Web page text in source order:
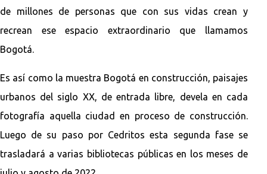
de millones de personas que con sus vidas crean y
recrean ese espacio extraordinario que llamamos
Bogotá.
Es así como la muestra Bogotá en construcción, paisajes
urbanos del siglo XX, de entrada libre, devela en cada
fotografía aquella ciudad en proceso de construcción.
Luego de su paso por Cedritos esta segunda fase se
trasladará a varias bibliotecas públicas en los meses de